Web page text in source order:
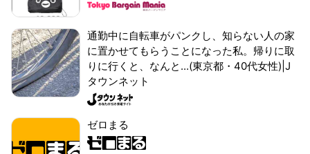
通勤中に自転車がパンクし、知らない人の家
に置かせてもらうことになった私。帰りに取
りに行くと、なんと...(東京都・40代女性)|J
タウンネット
ゼロまる